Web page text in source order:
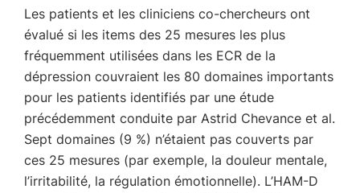
Les patients et les cliniciens co-chercheurs ont
évalué si les items des 25 mesures les plus
fréquemment utilisées dans les ECR de la
dépression couvraient les 80 domaines importants
pour les patients identifiés par une étude
précédemment conduite par Astrid Chevance et al.
Sept domaines (9 %) n’étaient pas couverts par
ces 25 mesures (par exemple, la douleur mentale,
l’irritabilité, la régulation émotionnelle). L’HAM-D